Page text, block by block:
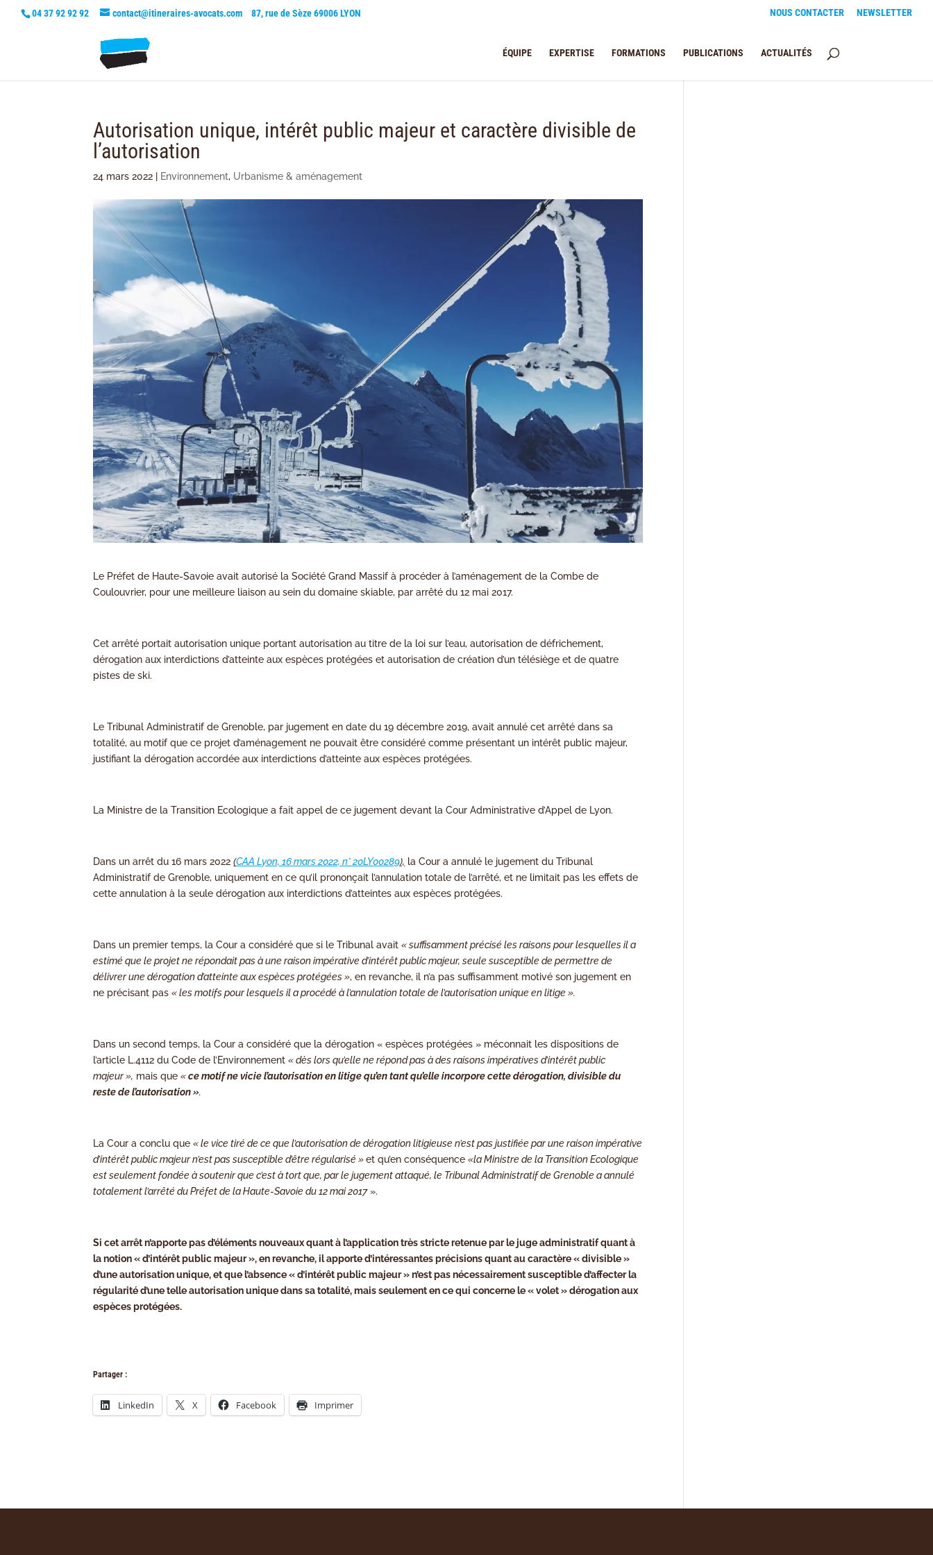
04 37 92 92 92 contact@itineraires-avocats.com 87, rue de Sèze 69006 LYON NOUS CONTACTER NEWSLETTER
ÉQUIPE EXPERTISE FORMATIONS PUBLICATIONS ACTUALITÉS
Autorisation unique, intérêt public majeur et caractère divisible de
l’autorisation
24 mars 2022 Environnement, Urbanisme & aménagement
Le Préfet de Haute-Savoie avait autorisé la Société Grand Massif à procéder à l’aménagement de la Combe de
Coulouvrier, pour une meilleure liaison au sein du domaine skiable, par arrêté du 12 mai 2017.
Cet arrêté portait autorisation unique portant autorisation au titre de la loi sur l’eau, autorisation de défrichement,
dérogation aux interdictions d’atteinte aux espèces protégées et autorisation de création d’un télésiège et de quatre
pistes de ski.
Le Tribunal Administratif de Grenoble, par jugement en date du 19 décembre 2019, avait annulé cet arrêté dans sa
totalité, au motif que ce projet d’aménagement ne pouvait être considéré comme présentant un intérêt public majeur,
justifiant la dérogation accordée aux interdictions d’atteinte aux espèces protégées.
La Ministre de la Transition Ecologique a fait appel de ce jugement devant la Cour Administrative d’Appel de Lyon.
Dans un arrêt du 16 mars 2022(CAA Lyon, 16 mars 2022, n° 20LY00289), la Cour a annulé le jugement du Tribunal
Administratif de Grenoble, uniquement en ce qu’il prononçait l’annulation totale de l’arrêté, et ne limitait pas les effets de
cette annulation à la seule dérogation aux interdictions d’atteintes aux espèces protégées.
Dans un premier temps, la Cour a considéré que si le Tribunal avait« suffisamment précisé les raisons pour lesquelles il a
estimé que le projet ne répondait pas à une raison impérative d’intérêt public majeur, seule susceptible de permettre de
délivrer une dérogation d’atteinte aux espèces protégées », en revanche, il n’a pas suffisamment motivé son jugement en
ne précisant pas« les motifs pour lesquels il a procédé à l’annulation totale de l’autorisation unique en litige ».
Dans un second temps, la Cour a considéré que la dérogation « espèces protégées » méconnait les dispositions de
l’article L.4112 du Code de l’Environnement« dès lors qu’elle ne répond pas à des raisons impératives d’intérêt public
majeur », mais que«ce motif ne vicie l’autorisation en litige qu’en tant qu’elle incorpore cette dérogation, divisible du
reste de l’autorisation ».
La Cour a conclu que« le vice tiré de ce que l’autorisation de dérogation litigieuse n’est pas justifiée par une raison impérative
d’intérêt public majeur n’est pas susceptible d’être régularisé »et qu’en conséquence«la Ministre de la Transition Ecologique
est seulement fondée à soutenir que c’est à tort que, par le jugement attaqué, le Tribunal Administratif de Grenoble a annulé
totalement l’arrêté du Préfet de la Haute-Savoie du 12 mai 2017».
Si cet arrêt n’apporte pas d’éléments nouveaux quant à l’application très stricte retenue par le juge administratif quant à
la notion « d’intérêt public majeur », en revanche, il apporte d’intéressantes précisions quant au caractère « divisible »
d’une autorisation unique, et que l’absence « d’intérêt public majeur » n’est pas nécessairement susceptible d’affecter la
régularité d’une telle autorisation unique dans sa totalité, mais seulement en ce qui concerne le « volet » dérogation aux
espèces protégées.
Partager :
LinkedIn X Facebook Imprimer